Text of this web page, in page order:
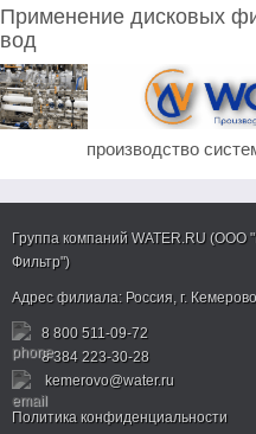
Применение дисковых
вод
производство
Группа компаний WATER.RU (ООО
Фильтр")
Адрес филиала: Россия, г. Кемерово
8 800 511-09-72
8 384 223-30-28
kemerovo@water.ru
Политика конфиденциальности